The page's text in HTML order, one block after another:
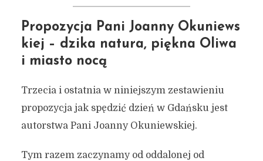
Propozycja Pani Joanny Okuniews
kiej – dzika natura, piękna Oliwa
i miasto nocą
Trzecia i ostatnia w niniejszym zestawieniu
propozycja jak spędzić dzień w Gdańsku jest
autorstwa Pani Joanny Okuniewskiej.
Tym razem zaczynamy od oddalonej od